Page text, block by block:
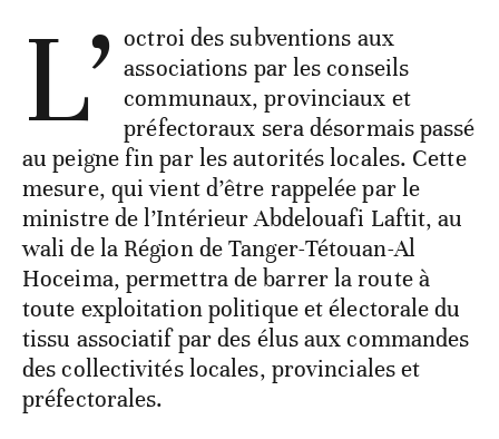
L’ octroi des subventions aux
associations par les conseils
communaux, provinciaux et
préfectoraux sera désormais passé
au peigne fin par les autorités locales. Cette
mesure, qui vient d’être rappelée par le
ministre de l’Intérieur Abdelouafi Laftit, au
wali de la Région de Tanger-Tétouan-Al
Hoceima, permettra de barrer la route à
toute exploitation politique et électorale du
tissu associatif par des élus aux commandes
des collectivités locales, provinciales et
préfectorales.